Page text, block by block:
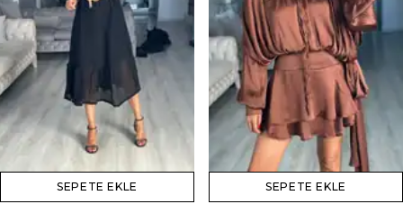
SEPETE EKLE SEPETE EKLE